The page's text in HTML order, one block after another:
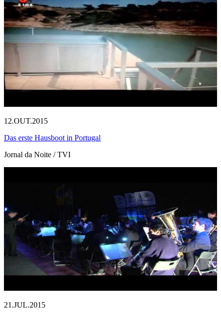
12.OUT.2015
Das erste Hausboot in Portugal
Jornal da Noite / TVI
21.JUL.2015